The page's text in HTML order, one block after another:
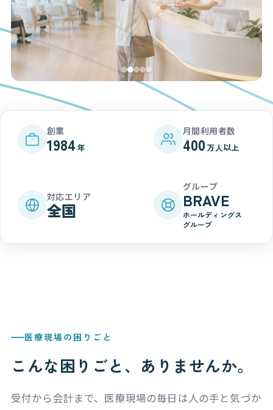
創業
1984 年
月間利用者数
400 万人以上
対応エリア
全国
グループ
BRAVE
ホールディングス
グループ
医療現場の困りごと
こんな困りごと、ありませんか。
受付から会計まで、医療現場の毎日は人の手と気づか